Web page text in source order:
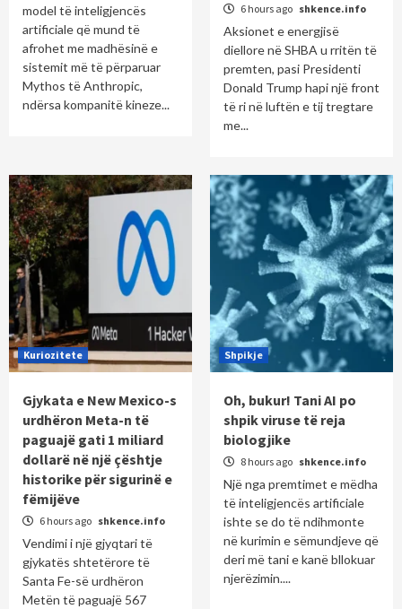
model të inteligjencës
artificiale që mund të
afrohet me madhësinë e
sistemit më të përparuar
Mythos të Anthropic,
ndërsa kompanitë kineze...
6 hours ago shkence.info
Aksionet e energjisë
diellore në SHBA u rritën të
premten, pasi Presidenti
Donald Trump hapi një front
të ri në luftën e tij tregtare
me...
Kuriozitete
Gjykata e New Mexico-s
urdhëron Meta-n të
paguajë gati 1 miliard
dollarë në një çështje
historike për sigurinë e
fëmijëve
6 hours ago shkence.info
Vendimi i një gjyqtari të
gjykatës shtetërore të
Santa Fe-së urdhëron
Metën të paguajë 567
Shpikje
Oh, bukur! Tani AI po
shpik viruse të reja
biologjike
8 hours ago shkence.info
Një nga premtimet e mëdha
të inteligjencës artificiale
ishte se do të ndihmonte
në kurimin e sëmundjeve që
deri më tani e kanë bllokuar
njerëzimin....